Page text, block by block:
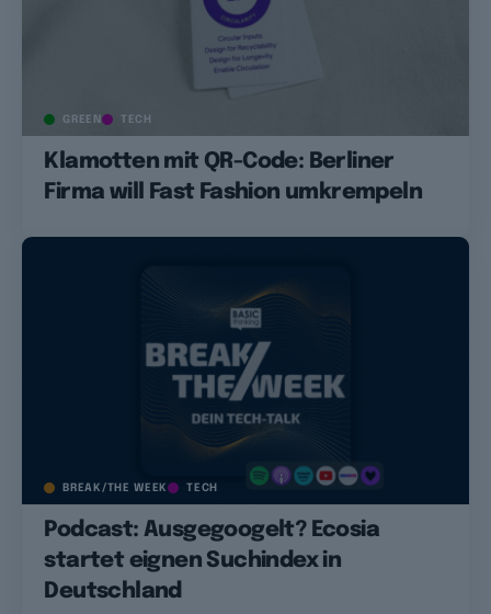
GREEN TECH
Klamotten mit QR-Code: Berliner
Firma will Fast Fashion umkrempeln
BREAK/THE WEEK TECH
Podcast: Ausgegoogelt? Ecosia
startet eignen Suchindex in
Deutschland